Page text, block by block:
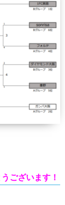
ございます！